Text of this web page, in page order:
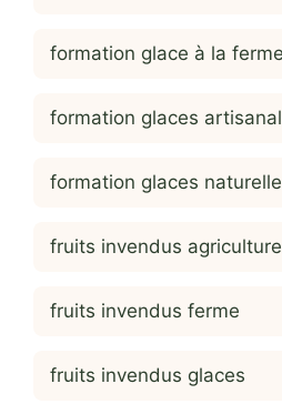
formation glace à la ferme
formation glaces
formation glaces
fruits invendus agriculture
fruits invendus ferme
fruits invendus glaces